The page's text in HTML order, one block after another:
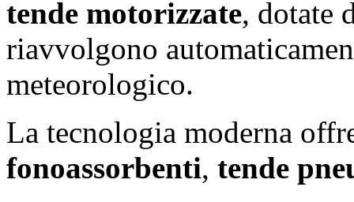
tende motorizzate, dotate
riavvolgono
meteorologico.
La tecnologia moderna
fonoassorbenti, tende